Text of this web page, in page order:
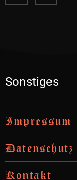
Sonstiges
Impressum
Datenschutz
Kontakt